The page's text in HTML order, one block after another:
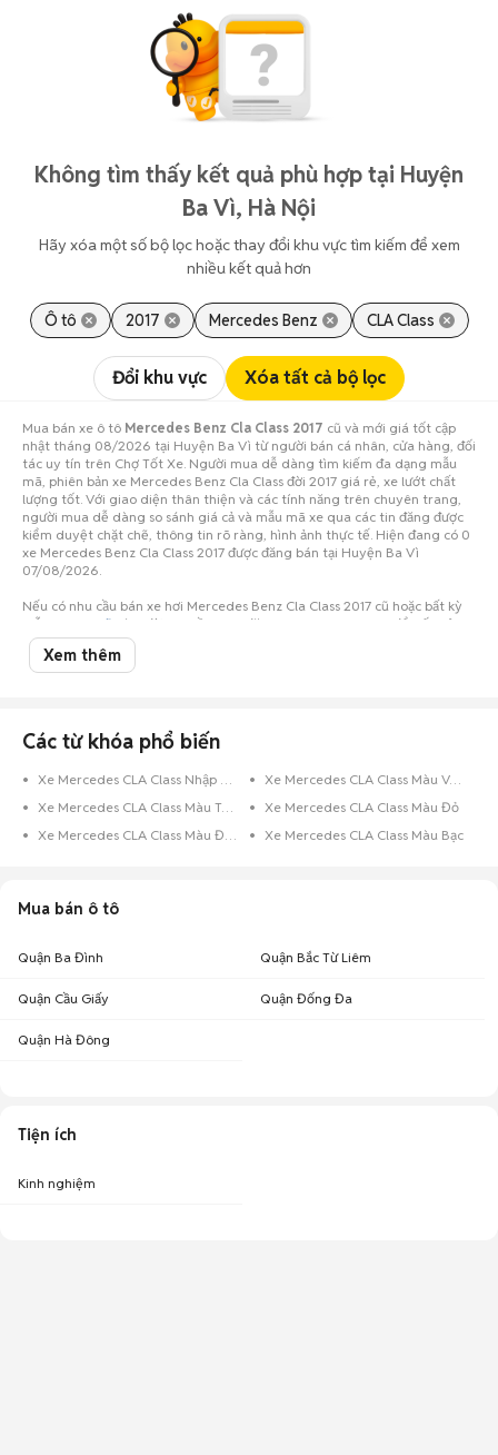
Không tìm thấy kết quả phù hợp tại Huyện
Ba Vì, Hà Nội
Hãy xóa một số bộ lọc hoặc thay đổi khu vực tìm kiếm để xem
nhiều kết quả hơn
Ô tô 2017 Mercedes Benz CLA Class
Đổi khu vực Xóa tất cả bộ lọc
Mua bán xe ô tô Mercedes Benz Cla Class 2017 cũ và mới giá tốt cập
nhật tháng 08/2026 tại Huyện Ba Vì từ người bán cá nhân, cửa hàng, đối
tác uy tín trên Chợ Tốt Xe. Người mua dễ dàng tìm kiếm đa dạng mẫu
mã, phiên bản xe Mercedes Benz Cla Class đời 2017 giá rẻ, xe lướt chất
lượng tốt. Với giao diện thân thiện và các tính năng trên chuyên trang,
người mua dễ dàng so sánh giá cả và mẫu mã xe qua các tin đăng được
kiểm duyệt chặt chẽ, thông tin rõ ràng, hình ảnh thực tế. Hiện đang có 0
xe Mercedes Benz Cla Class 2017 được đăng bán tại Huyện Ba Vì
07/08/2026.
Nếu có nhu cầu bán xe hơi Mercedes Benz Cla Class 2017 cũ hoặc bất kỳ
mẫu
xe ô tô cũ nào, đừng ngần ngại đăng tin ngay hôm nay để tiếp cận
số lượng lớn người mua tiềm năng ở Huyện Ba Vì!
Xem thêm
Các từ khóa phổ biến
Xe Mercedes CLA Class Nhập Khẩu
Xe Mercedes CLA Class Màu Vàng Cát
Xe Mercedes CLA Class Màu Trắng
Xe Mercedes CLA Class Màu Đỏ
Xe Mercedes CLA Class Màu Đen
Xe Mercedes CLA Class Màu Bạc
Mua bán ô tô
Quận Ba Đình Quận Bắc Từ Liêm
Quận Cầu Giấy Quận Đống Đa
Quận Hà Đông
Tiện ích
Kinh nghiệm